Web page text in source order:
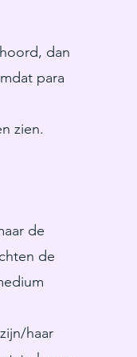
dan
para
zien.
de
de
haar